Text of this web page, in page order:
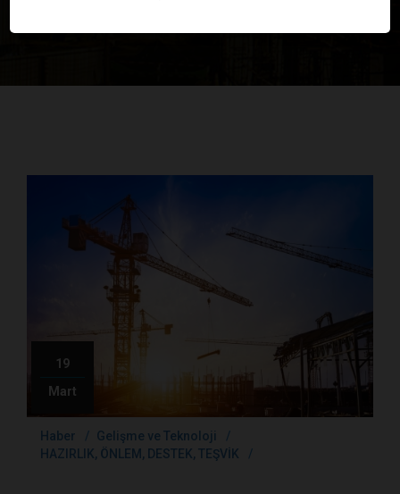
19
Mart
Haber
Gelişme ve Teknoloji
HAZIRLIK, ÖNLEM, DESTEK, TEŞVİK